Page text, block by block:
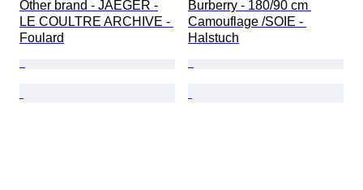
Other brand - JAEGER -
LE COULTRE ARCHIVE -
Foulard
Burberry - 180/90 cm
Camouflage /SOIE -
Halstuch